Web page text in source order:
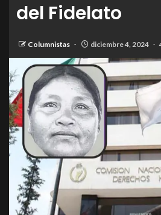
del Fidelato
Columnistas diciembre 4, 2024